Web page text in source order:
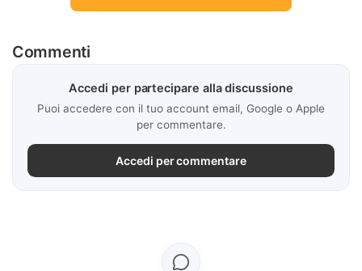
Commenti
Accedi per partecipare alla discussione
Puoi accedere con il tuo account email, Google o Apple
per commentare.
Accedi per commentare